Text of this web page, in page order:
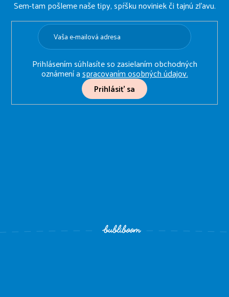
Sem-tam pošleme naše tipy, spŕšku noviniek či tajnú zľavu.
Prihlásením súhlasíte so zasielaním obchodných
oznámení aspracovaním osobných údajov.
Prihlásiť sa